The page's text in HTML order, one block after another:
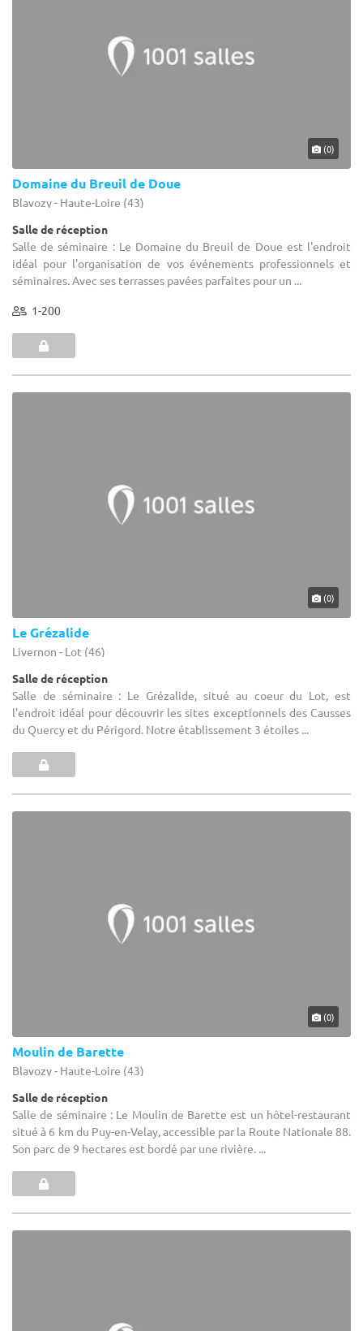
(0)
Domaine du Breuil de Doue
Blavozy - Haute-Loire (43)
Salle de réception
Salle de séminaire : Le Domaine du Breuil de Doue est l'endroit
idéal pour l'organisation de vos événements professionnels et
séminaires. Avec ses terrasses pavées parfaites pour un ...
1-200
(0)
Le Grézalide
Livernon - Lot (46)
Salle de réception
Salle de séminaire : Le Grézalide, situé au coeur du Lot, est
l'endroit idéal pour découvrir les sites exceptionnels des Causses
du Quercy et du Périgord. Notre établissement 3 étoiles ...
(0)
Moulin de Barette
Blavozy - Haute-Loire (43)
Salle de réception
Salle de séminaire : Le Moulin de Barette est un hôtel-restaurant
situé à 6 km du Puy-en-Velay, accessible par la Route Nationale 88.
Son parc de 9 hectares est bordé par une rivière. ...